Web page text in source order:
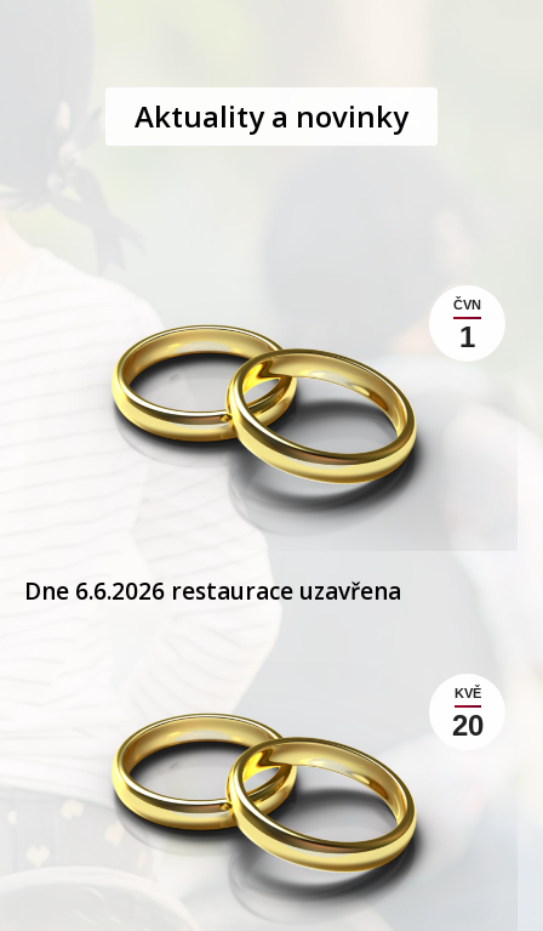
Aktuality a novinky
ČVN
1
Dne 6.6.2026 restaurace uzavřena
KVĚ
20